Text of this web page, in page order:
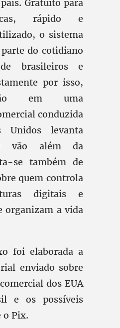
Gratuito para
rápido e
o sistema
do cotidiano
brasileiros e
por isso,
em uma
conduzida
Unidos levanta
vão além da
se também de
quem controla
digitais e
organizam a vida
foi elaborada a
enviado sobre
dos EUA
e os possíveis
o Pix.